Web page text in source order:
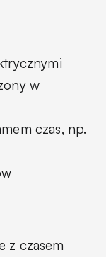
w
czas, np.
z czasem